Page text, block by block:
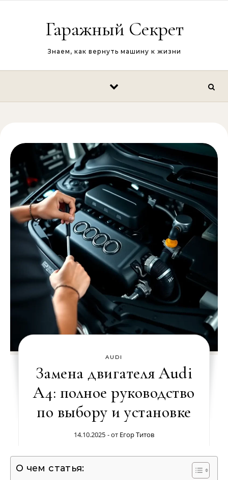
Гаражный Секрет
Знаем, как вернуть машину к жизни
AUDI
Замена двигателя Audi
A4: полное руководство
по выбору и установке
14.10.2025 - от Егор Титов
О чем статья: